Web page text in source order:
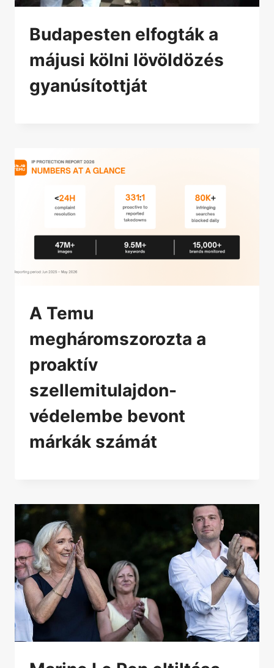
Budapesten elfogták a
májusi kölni lövöldözés
gyanúsítottját
A Temu
megháromszorozta a
proaktív
szellemitulajdon-
védelembe bevont
márkák számát